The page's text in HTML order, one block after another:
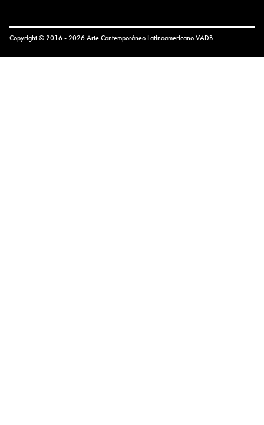
Copyright © 2016 - 2026 Arte Contemporáneo LatinoamericanoVADB